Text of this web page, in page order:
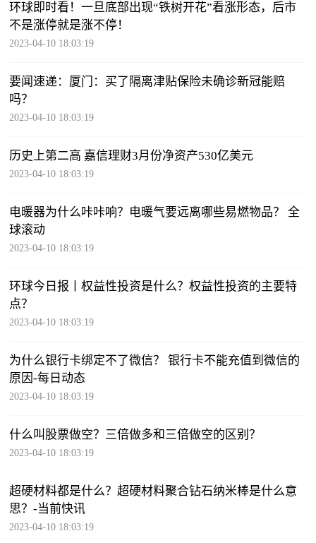
环球即时看！一旦底部出现“铁树开花”看涨形态，后市
不是涨停就是涨不停！
2023-04-10 18:03:19
要闻速递：厦门：买了隔离津贴保险未确诊新冠能赔
吗？
2023-04-10 18:03:19
历史上第二高 嘉信理财3月份净资产530亿美元
2023-04-10 18:03:19
电暖器为什么咔咔响？电暖气要远离哪些易燃物品？ 全
球滚动
2023-04-10 18:03:19
环球今日报丨权益性投资是什么？权益性投资的主要特
点？
2023-04-10 18:03:19
为什么银行卡绑定不了微信？ 银行卡不能充值到微信的
原因-每日动态
2023-04-10 18:03:19
什么叫股票做空？三倍做多和三倍做空的区别？
2023-04-10 18:03:19
超硬材料都是什么？超硬材料聚合钻石纳米棒是什么意
思？-当前快讯
2023-04-10 18:03:19